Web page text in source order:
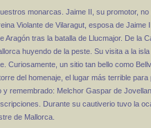
monarcas. Jaime II, su promotor,
Violante de Vilaragut, esposa de
tras la batalla de Llucmajor. De la
huyendo de la peste. Su visita a la
Curiosamente, un sitio tan bello como
del homenaje, el lugar más terrible
remembrado: Melchor Gaspar de
Durante su cautiverio tuvo la
de Mallorca.